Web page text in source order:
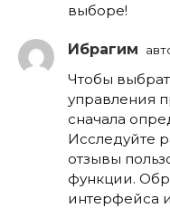
выборе!
Ибрагим
Чтобы
управления
сначала
Исследуйте
отзывы
функции.
интерфейса